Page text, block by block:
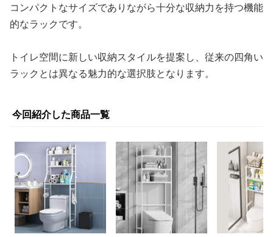
コンパクトなサイズでありながら十分な収納力を持つ機能
的なラックです。
トイレ空間に新しい収納スタイルを提案し、従来の四角い
ラックとは異なる魅力的な選択肢となります。
今回紹介した商品一覧